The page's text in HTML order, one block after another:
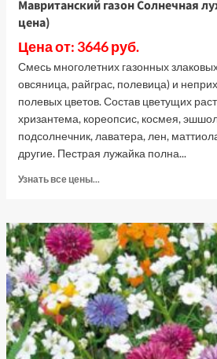
Мавританский газон Солнечная
цена)
Цена от: 3646 руб.
Смесь многолетних газонных
овсяница, райграс, полевица) и
полевых цветов. Состав цветущих
хризантема, кореопсис, космея,
подсолнечник, лаватера, лен,
другие. Пестрая лужайка полна...
Узнать все цены...
Мавританский
газон
Солнечная
лужайка,
5
кг
(Лучшая
цена)